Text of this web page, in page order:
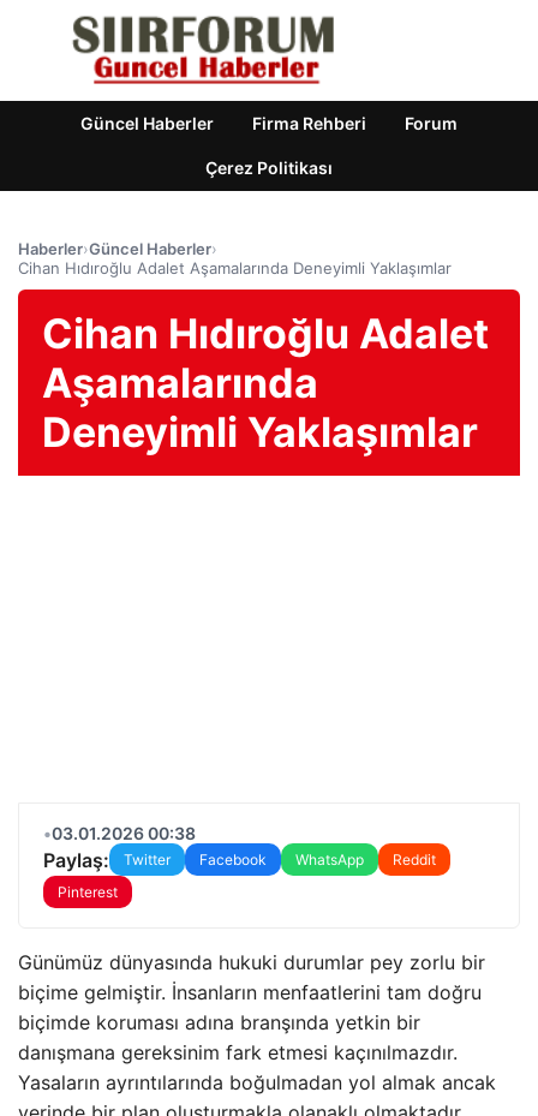
Güncel Haberler Firma Rehberi Forum
Çerez Politikası
Haberler›Güncel Haberler›
Cihan Hıdıroğlu Adalet Aşamalarında Deneyimli Yaklaşımlar
Cihan Hıdıroğlu Adalet
Aşamalarında
Deneyimli Yaklaşımlar
•03.01.2026 00:38
Paylaş: Twitter Facebook WhatsApp
Reddit
Pinterest
Günümüz dünyasında hukuki durumlar pey zorlu bir
biçime gelmiştir. İnsanların menfaatlerini tam doğru
biçimde koruması adına branşında yetkin bir
danışmana gereksinim fark etmesi kaçınılmazdır.
Yasaların ayrıntılarında boğulmadan yol almak ancak